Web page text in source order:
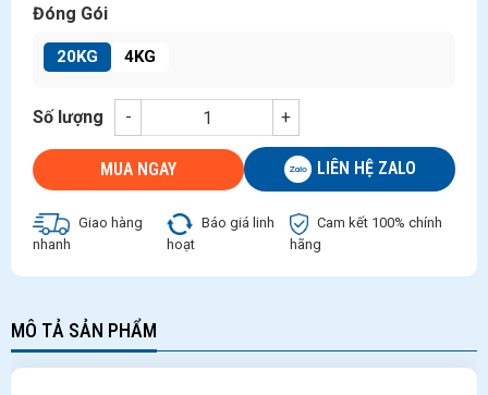
Đóng Gói
20KG 4KG
Số lượng - +
MUA NGAY LIÊN HỆ ZALO
Giao hàng
nhanh
Báo giá linh
hoạt
Cam kết 100% chính
hãng
MÔ TẢ SẢN PHẨM